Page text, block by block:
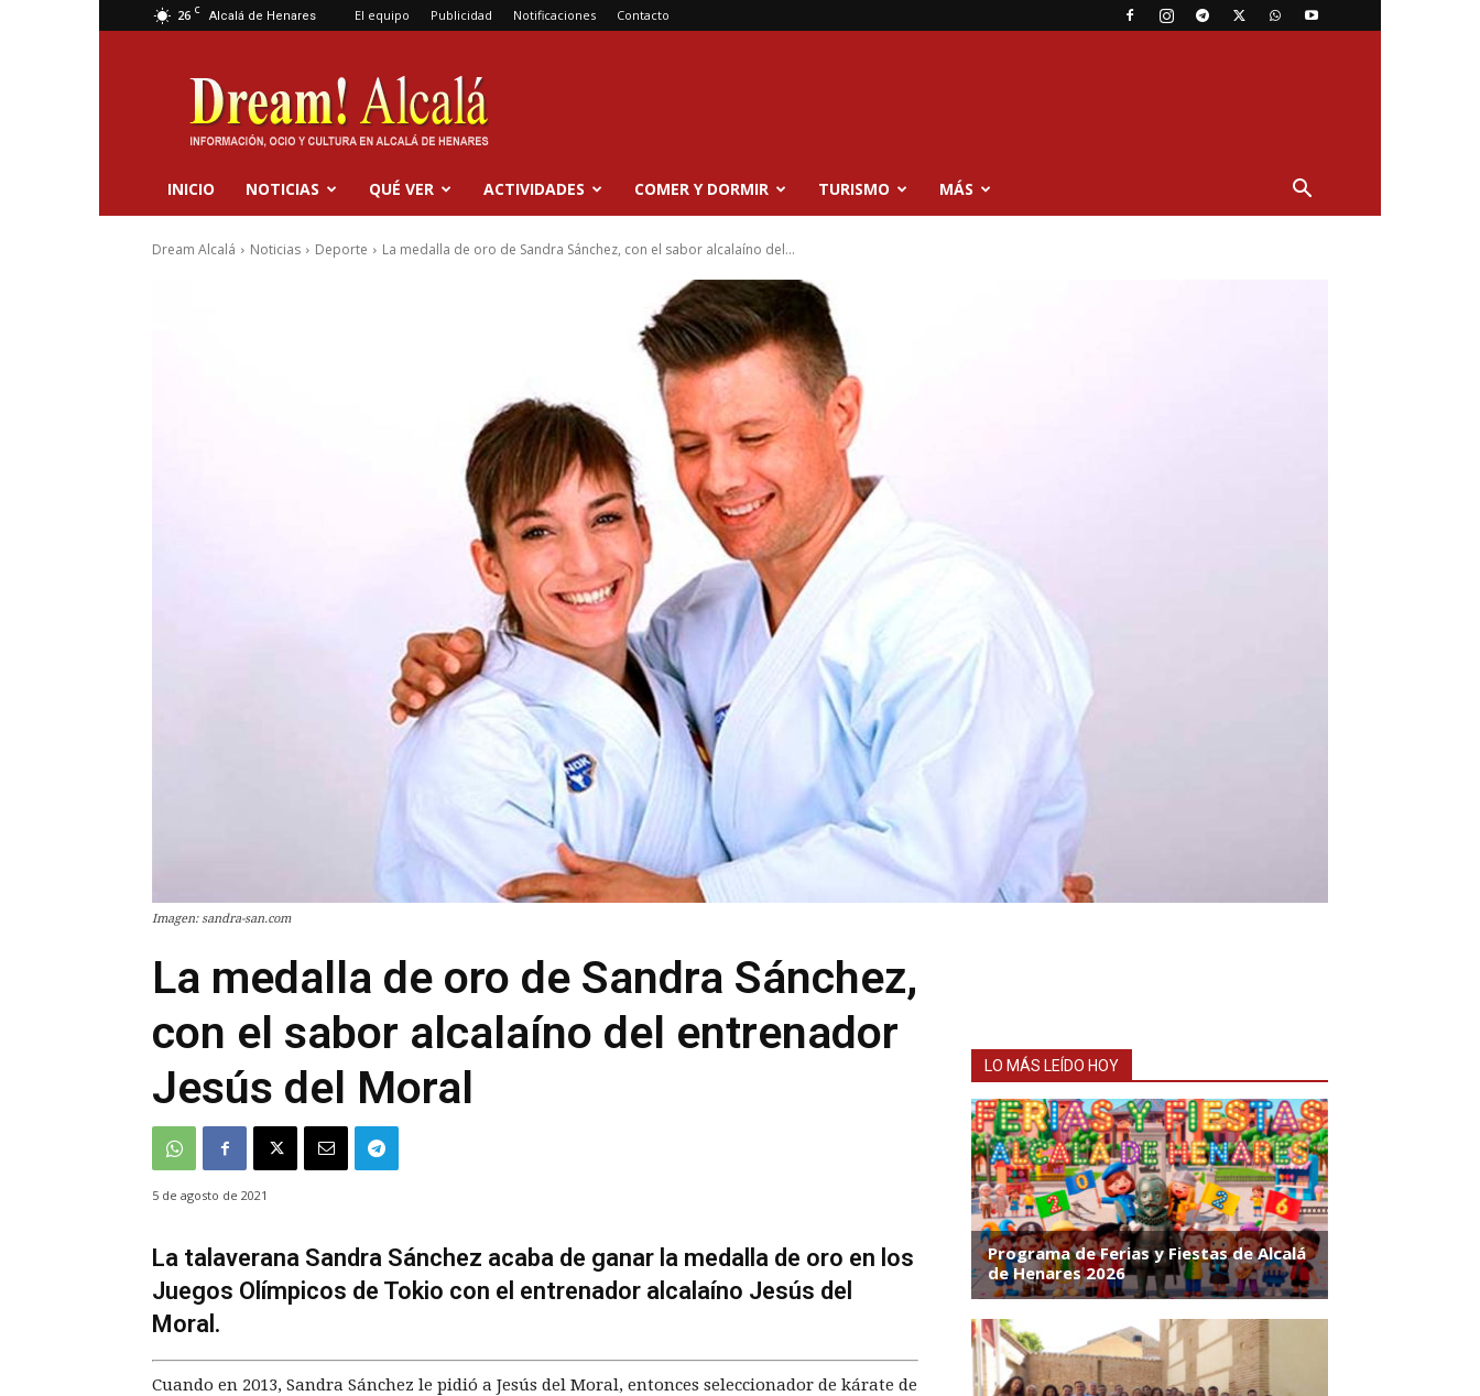
26 C Alcalá de Henares El equipo Publicidad Notificaciones Contacto
Dream
Alcalá
INICIO NOTICIAS QUÉ VER ACTIVIDADES COMER Y DORMIR TURISMO MÁS
Dream Alcalá Noticias Deporte La medalla de oro de Sandra Sánchez, con el sabor alcalaíno del...
Imagen: sandra-san.com
La medalla de oro de Sandra Sánchez,
con el sabor alcalaíno del entrenador
Jesús del Moral
5 de agosto de 2021
La talaverana Sandra Sánchez acaba de ganar la medalla de oro en los
Juegos Olímpicos de Tokio con el entrenador alcalaíno Jesús del
Moral.
Cuando en 2013, Sandra Sánchez le pidió a Jesús del Moral, entonces seleccionador de kárate de
LO MÁS LEÍDO HOY